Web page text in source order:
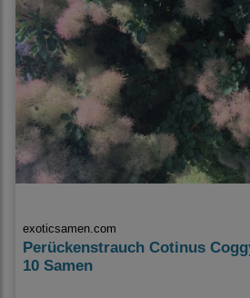
exoticsamen.com
Perückenstrauch Cotinus
10 Samen